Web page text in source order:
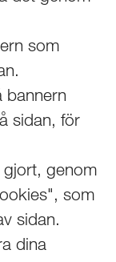
som
bannern
sidan, för
gjort, genom
som
sidan.
dina